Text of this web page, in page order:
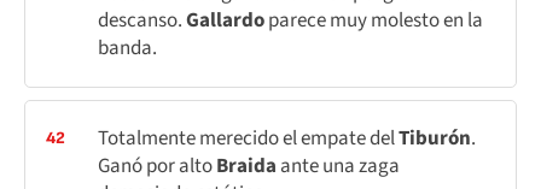
descanso.Gallardoparece muy molesto en la
banda.
42 Totalmente merecido el empate delTiburón.
Ganó por altoBraida ante una zaga